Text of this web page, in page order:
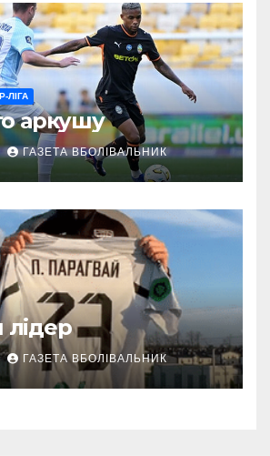
ЛІГА
аркушу
ГАЗЕТА ВБОЛІВАЛЬНИК
ГАЗЕТА ВБОЛІВАЛЬНИК